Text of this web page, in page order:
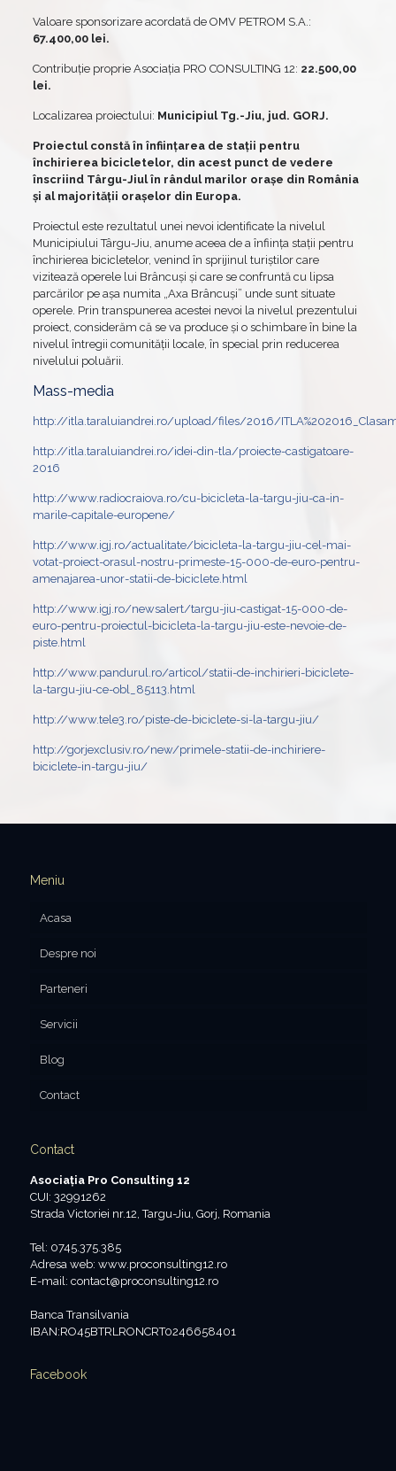
Valoare sponsorizare acordată de OMV PETROM S.A.:
67.400,00 lei.
Contribuție proprie Asociația PRO CONSULTING 12: 22.500,00
lei.
Localizarea proiectului: Municipiul Tg.-Jiu, jud. GORJ.
Proiectul constă în înființarea de stații pentru
închirierea bicicletelor, din acest punct de vedere
înscriind Târgu-Jiul în rândul marilor orașe din România
și al majorității orașelor din Europa.
Proiectul este rezultatul unei nevoi identificate la nivelul
Municipiului Târgu-Jiu, anume aceea de a înfiinţa staţii pentru
închirierea bicicletelor, venind în sprijinul turiştilor care
vizitează operele lui Brâncuşi şi care se confruntă cu lipsa
parcărilor pe aşa numita „Axa Brâncuşi” unde sunt situate
operele. Prin transpunerea acestei nevoi la nivelul prezentului
proiect, considerăm că se va produce şi o schimbare în bine la
nivelul întregii comunităţii locale, în special prin reducerea
nivelului poluării.
Mass-media
http://itla.taraluiandrei.ro/upload/files/2016/
http://itla.taraluiandrei.ro/idei-din-tla/proiecte-castigatoare-
2016
http://www.radiocraiova.ro/cu-bicicleta-la-targu-jiu-ca-in-
marile-capitale-europene/
http://www.igj.ro/actualitate/bicicleta-la-targu-jiu-cel-mai-
votat-proiect-orasul-nostru-primeste-15-000-de-euro-pentru-
amenajarea-unor-statii-de-biciclete.html
http://www.igj.ro/newsalert/targu-jiu-castigat-15-000-de-
euro-pentru-proiectul-bicicleta-la-targu-jiu-este-nevoie-de-
piste.html
http://www.pandurul.ro/articol/statii-de-inchirieri-biciclete-
la-targu-jiu-ce-obl_85113.html
http://www.tele3.ro/piste-de-biciclete-si-la-targu-jiu/
http://gorjexclusiv.ro/new/primele-statii-de-inchiriere-
biciclete-in-targu-jiu/
Meniu
Acasa
Despre noi
Parteneri
Servicii
Blog
Contact
Contact
Asociaţia Pro Consulting 12
CUI: 32991262
Strada Victoriei nr.12, Targu-Jiu, Gorj, Romania
Tel: 0745.375.385
Adresa web: www.proconsulting12.ro
E-mail: contact@proconsulting12.ro
Banca Transilvania
IBAN:RO45BTRLRONCRT0246658401
Facebook